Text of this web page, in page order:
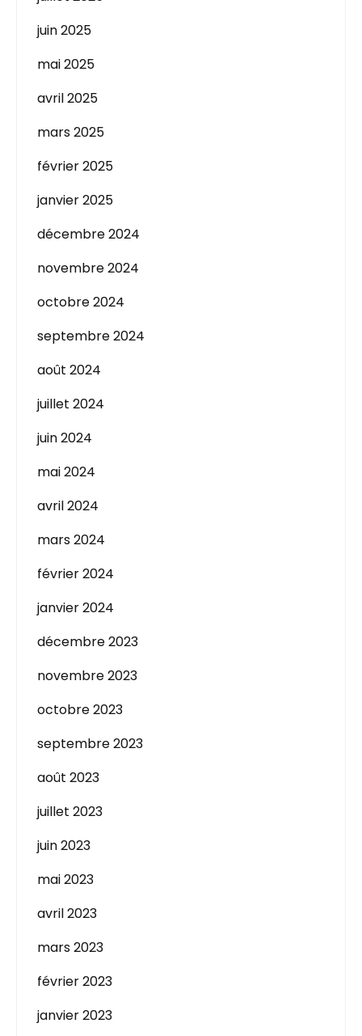
juin 2025
mai 2025
avril 2025
mars 2025
février 2025
janvier 2025
décembre 2024
novembre 2024
octobre 2024
septembre 2024
août 2024
juillet 2024
juin 2024
mai 2024
avril 2024
mars 2024
février 2024
janvier 2024
décembre 2023
novembre 2023
octobre 2023
septembre 2023
août 2023
juillet 2023
juin 2023
mai 2023
avril 2023
mars 2023
février 2023
janvier 2023